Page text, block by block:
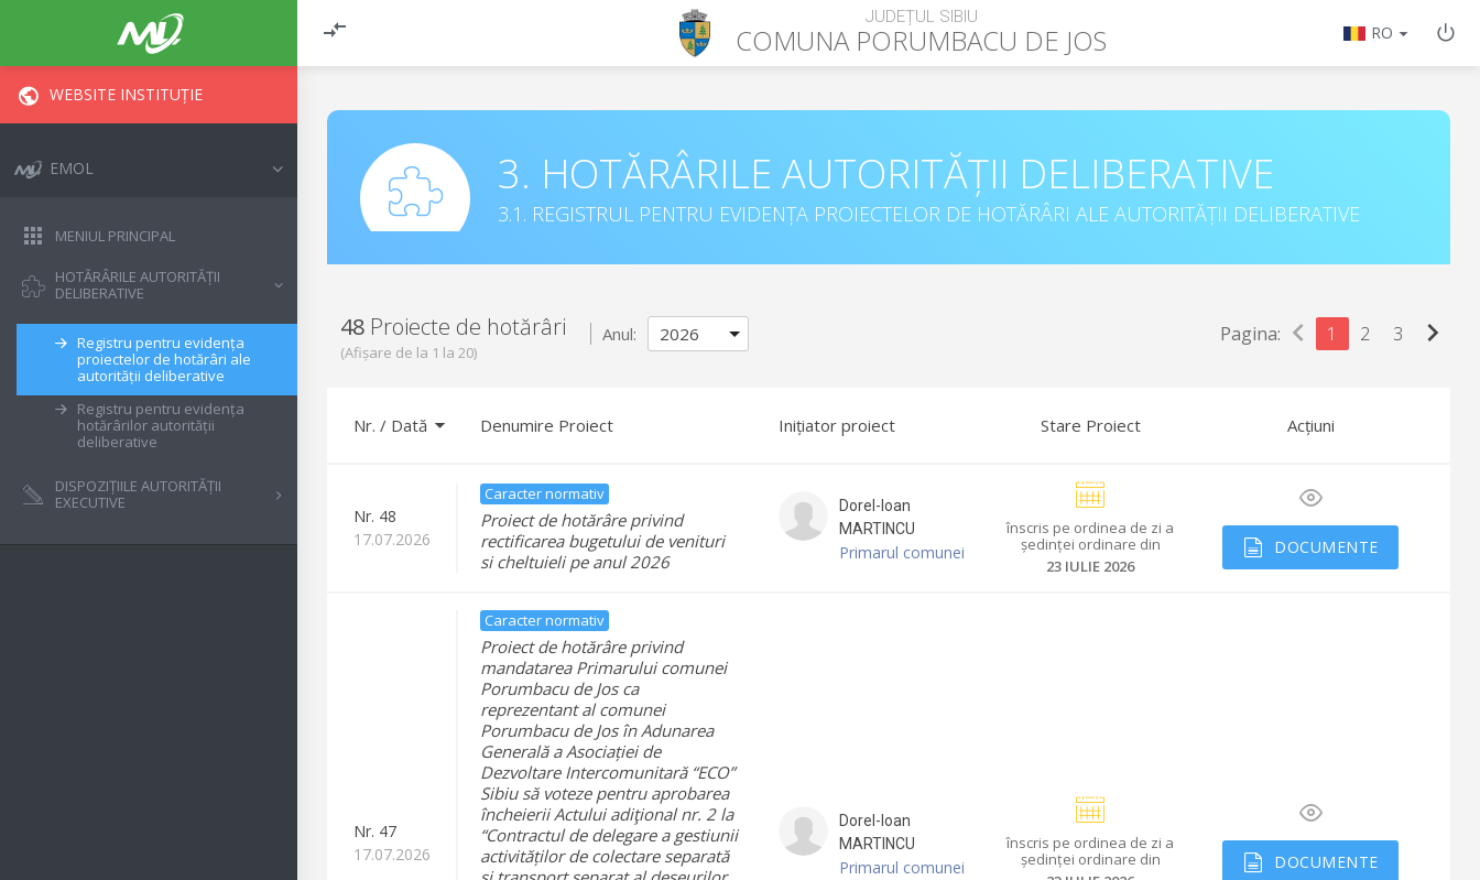
JUDEȚUL SIBIU
COMUNA PORUMBACU DE JOS RO
WEBSITE INSTITUȚIE
EMOL
MENIUL PRINCIPAL
HOTĂRÂRILE AUTORITĂȚII
DELIBERATIVE
Registru pentru evidența
proiectelor de hotărâri ale
autorității deliberative
Registru pentru evidența
hotărârilor autorității
deliberative
DISPOZIȚIILE AUTORITĂȚII
EXECUTIVE
3. HOTĂRÂRILE AUTORITĂȚII DELIBERATIVE
3.1. REGISTRUL PENTRU EVIDENȚA PROIECTELOR DE HOTĂRÂRI ALE AUTORITĂȚII DELIBERATIVE
48 Proiecte de hotărâri
(Afișare de la 1 la 20)
Anul: Pagina: chevron_left 1 2 3 chevron_right
Nr. / Dată Denumire Proiect Inițiator proiect Stare Proiect Acțiuni
Nr. 48
17.07.2026
Caracter normativ
Proiect de hotărâre privind
rectificarea bugetului de venituri
si cheltuieli pe anul 2026
Dorel-Ioan
MARTINCU
Primarul comunei
înscris pe ordinea de zi a
ședinței ordinare din
23 IULIE 2026
DOCUMENTE
Nr. 47
17.07.2026
Caracter normativ
Proiect de hotărâre privind
mandatarea Primarului comunei
Porumbacu de Jos ca
reprezentant al comunei
Porumbacu de Jos în Adunarea
Generală a Asociației de
Dezvoltare Intercomunitară “ECO”
Sibiu să voteze pentru aprobarea
încheierii Actului adiţional nr. 2 la
“Contractul de delegare a gestiunii
activităților de colectare separată
Dorel-Ioan
MARTINCU
Primarul comunei
înscris pe ordinea de zi a
ședinței ordinare din
DOCUMENTE